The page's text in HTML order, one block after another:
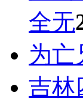
全无
为亡
吉林